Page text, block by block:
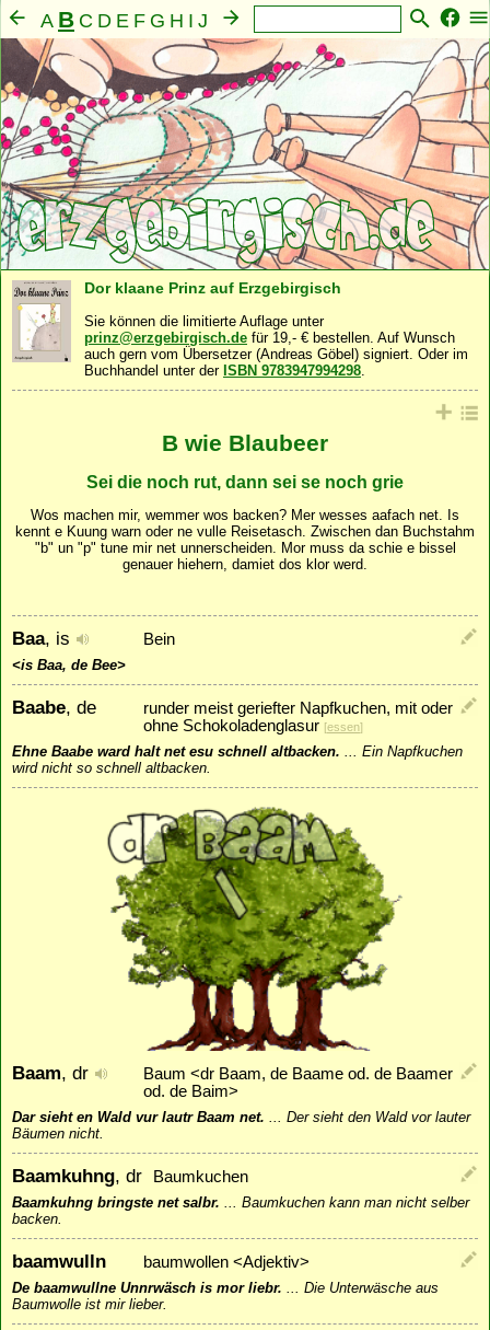
A B C D E F G H I J
K L N O P Q R S T U V W X
Mensch· Seele·Geist·Familie·Gemeinschaft
Nahrung· Natur ·Sonstiges
Dor klaane Prinz auf Erzgebirgisch
Sie können die limitierte Auflage unter
prinz@erzgebirgisch.de für 19,- € bestellen. Auf Wunsch
auch gern vom Übersetzer (Andreas Göbel) signiert. Oder im
Buchhandel unter der ISBN 9783947994298.
B wie Blaubeer
Sei die noch rut, dann sei se noch grie
Wos machen mir, wemmer wos backen? Mer wesses aafach net. Is
kennt e Kuung warn oder ne vulle Reisetasch. Zwischen dan Buchstahm
"b" un "p" tune mir net unnerscheiden. Mor muss da schie e bissel
genauer hiehern, damiet dos klor werd.
Baa, is Bein
<is Baa, de Bee>
Baabe, de
runder meist geriefter Napfkuchen, mit oder
ohne Schokoladenglasur [essen]
Ehne Baabe ward halt net esu schnell altbacken.
Ein Napfkuchen
wird nicht so schnell altbacken.
Baam, dr
Baum <dr Baam, de Baame od. de Baamer
od. de Baim>
Dar sieht en Wald vur lautr Baam net. ... Der sieht den Wald vor lauter
Bäumen nicht.
Baamkuhng, dr Baumkuchen
Baamkuhng bringste net salbr. ... Baumkuchen kann man nicht selber
backen.
baamwulln baumwollen <Adjektiv>
De baamwullne Unnrwäsch is mor liebr. ... Die Unterwäsche aus
Baumwolle ist mir lieber.